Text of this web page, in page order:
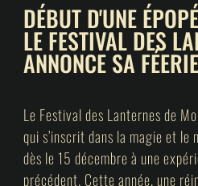
DÉBUT D'UNE
LE FESTIVAL DES
ANNONCE SA FÉERIE
Le Festival des Lanternes de
qui s’inscrit dans la magie et le
dès le 15 décembre à une
précédent. Cette année, une